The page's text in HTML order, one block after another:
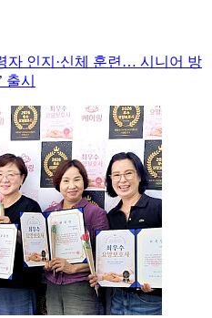
자 인지·신체 훈련… 시니어 방
출시